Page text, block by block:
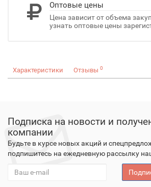
Оптовые цены
Цена зависит от объема
узнать оптовые цены
Характеристики Отзывы 0
Подписка на новости и
компании
Будьте в курсе новых акций и
подпишитесь на ежедневную рассылку